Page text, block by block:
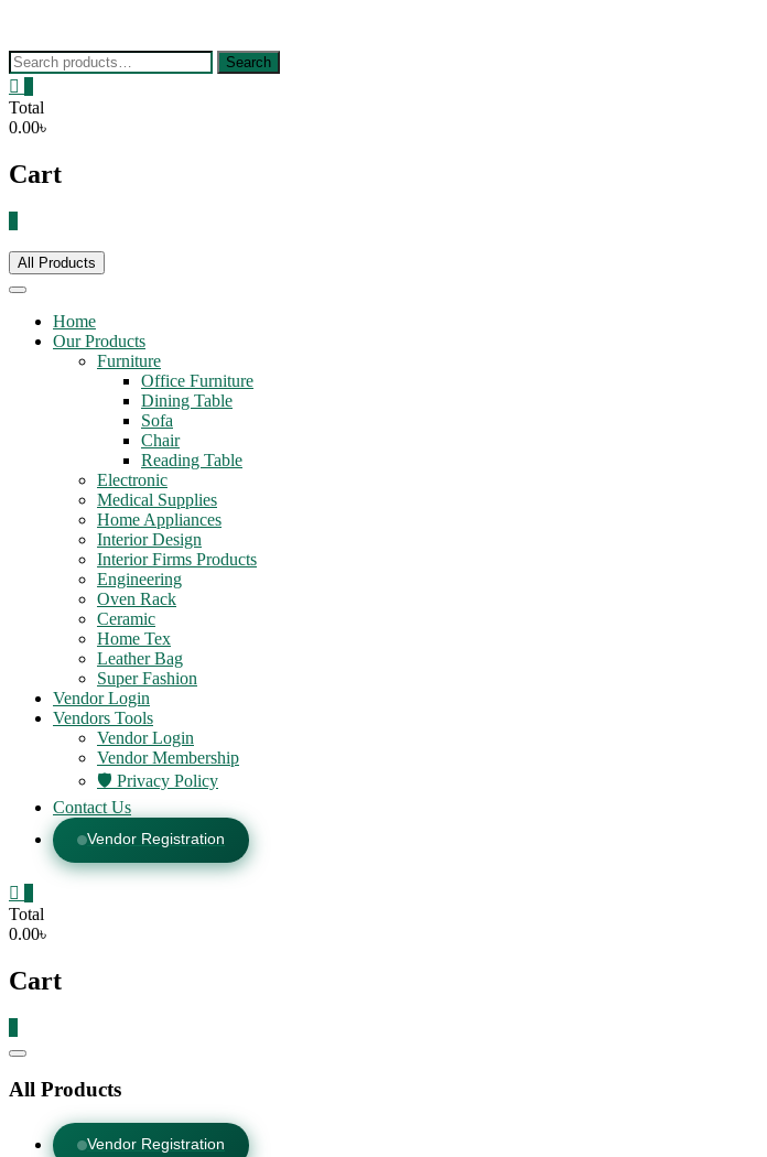
content
Search
for:
Search
Total
0.00৳
Cart
All Products
Home
Our Products
Furniture
Office Furniture
Dining Table
Sofa
Chair
Reading Table
Electronic
Medical Supplies
Home Appliances
Interior Design
Interior Firms Products
Engineering
Oven Rack
Ceramic
Home Tex
Leather Bag
Super Fashion
Vendor Login
Vendors Tools
Vendor Login
Vendor Membership
🛡️ Privacy Policy
Contact Us
Vendor Registration
Total
0.00৳
Cart
Catalog
All Products
Vendor Registration